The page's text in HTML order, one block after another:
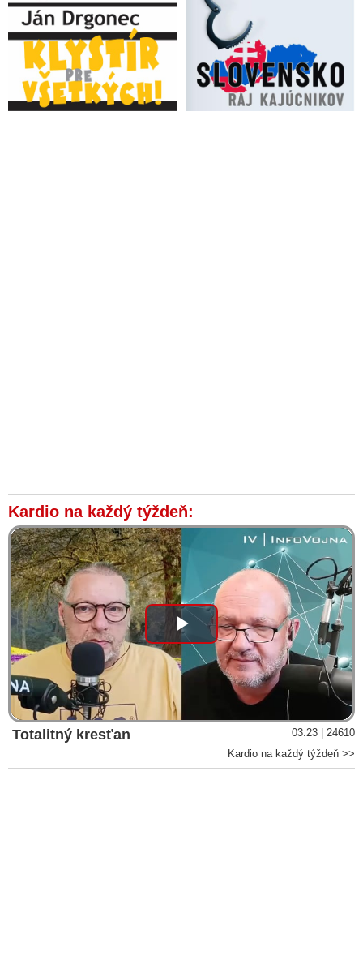
Kardio na každý týždeň:
Play
Video
Totalitný kresťan
03:23 | 24610
Kardio na každý týždeň >>